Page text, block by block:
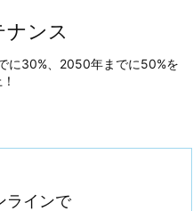
ンス
に30%、2050年までに50%を
ラインで